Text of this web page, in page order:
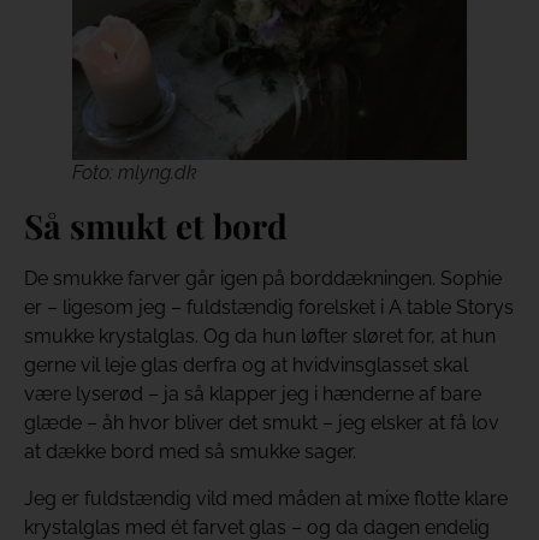
Foto: mlyng.dk
Så smukt et bord
De smukke farver går igen på borddækningen. Sophie
er – ligesom jeg – fuldstændig forelsket i A table Storys
smukke krystalglas. Og da hun løfter sløret for, at hun
gerne vil leje glas derfra og at hvidvinsglasset skal
være lyserød – ja så klapper jeg i hænderne af bare
glæde – åh hvor bliver det smukt – jeg elsker at få lov
at dække bord med så smukke sager.
Jeg er fuldstændig vild med måden at mixe flotte klare
krystalglas med ét farvet glas – og da dagen endelig